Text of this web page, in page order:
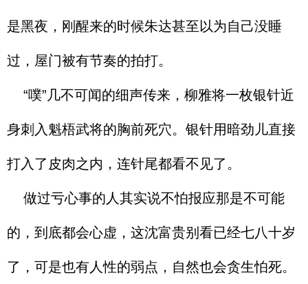
是黑夜，刚醒来的时候朱达甚至以为自己没睡
过，屋门被有节奏的拍打。
“噗”几不可闻的细声传来，柳雅将一枚银针近
身刺入魁梧武将的胸前死穴。银针用暗劲儿直接
打入了皮肉之内，连针尾都看不见了。
做过亏心事的人其实说不怕报应那是不可能
的，到底都会心虚，这沈富贵别看已经七八十岁
了，可是也有人性的弱点，自然也会贪生怕死。